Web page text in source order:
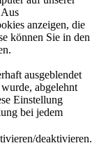
anzeigen, die
können Sie in den
ausgeblendet
abgelehnt
Einstellung
bei jedem
deaktivieren.